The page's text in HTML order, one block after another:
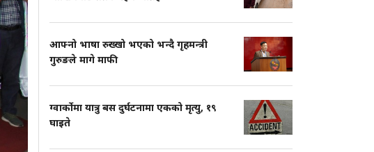
आफ्नो भाषा रुख्खो भएको भन्दै गृहमन्त्री
गुरुङले मागे माफी
ग्वार्कोमा यात्रु बस दुर्घटनामा एकको मृत्यु, १९
घाइते